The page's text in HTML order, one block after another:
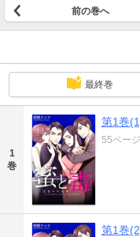
前の巻へ
最終巻
1
巻
第1巻
55ページ
第1巻